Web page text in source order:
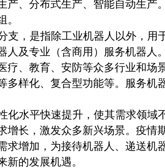
产、分布式生产、智能自动生产
支，是指除工业机器人以外，用
人及专业（含商用）服务机器人
疗、教育、安防等众多行业和场
多样化、复合型功能等。服务机
化水平快速提升，使其需求领域
增长，激发众多新兴场景。疫情
求增加，为接待机器人、递送机
的发展机遇。